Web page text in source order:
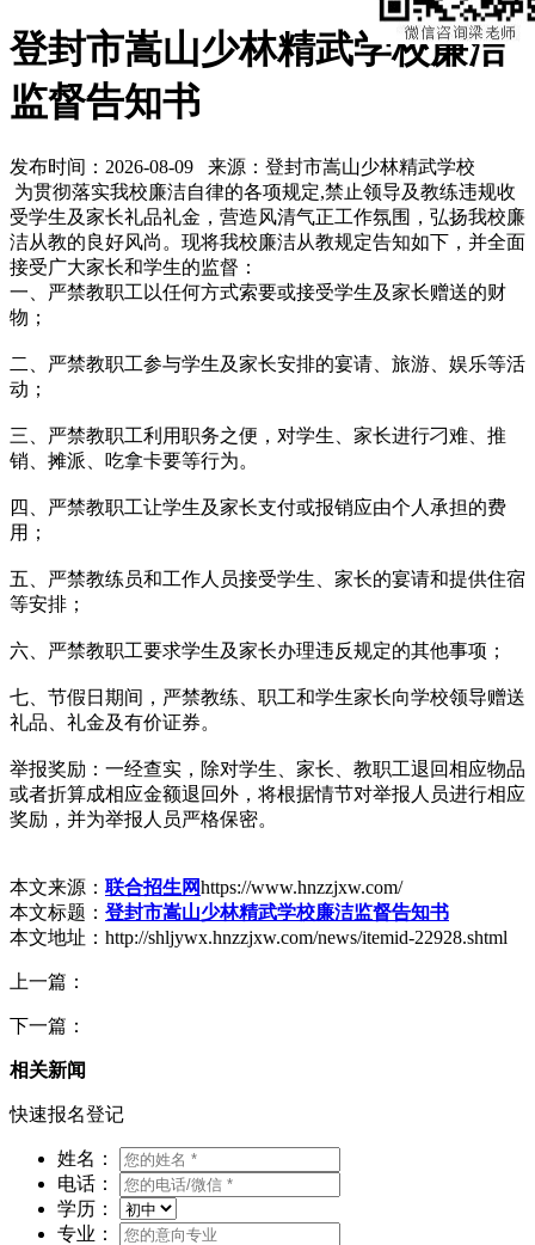
登封市嵩山少林精武学校廉洁
监督告知书
发布时间：2026-08-09 来源：登封市嵩山少林精武学校
为贯彻落实我校廉洁自律的各项规定,禁止领导及教练违规收
受学生及家长礼品礼金，营造风清气正工作氛围，弘扬我校廉
洁从教的良好风尚。现将我校廉洁从教规定告知如下，并全面
接受广大家长和学生的监督：
一、严禁教职工以任何方式索要或接受学生及家长赠送的财
物；
二、严禁教职工参与学生及家长安排的宴请、旅游、娱乐等活
动；
三、严禁教职工利用职务之便，对学生、家长进行刁难、推
销、摊派、吃拿卡要等行为。
四、严禁教职工让学生及家长支付或报销应由个人承担的费
用；
五、严禁教练员和工作人员接受学生、家长的宴请和提供住宿
等安排；
六、严禁教职工要求学生及家长办理违反规定的其他事项；
七、节假日期间，严禁教练、职工和学生家长向学校领导赠送
礼品、礼金及有价证券。
举报奖励：一经查实，除对学生、家长、教职工退回相应物品
或者折算成相应金额退回外，将根据情节对举报人员进行相应
奖励，并为举报人员严格保密。
本文来源： 联合招生网https://www.hnzzjxw.com/
本文标题： 登封市嵩山少林精武学校廉洁监督告知书
本文地址：http://shljywx.hnzzjxw.com/news/itemid-22928.shtml
上一篇：
下一篇：
相关新闻
快速报名登记
姓名：
电话：
学历：
专业：